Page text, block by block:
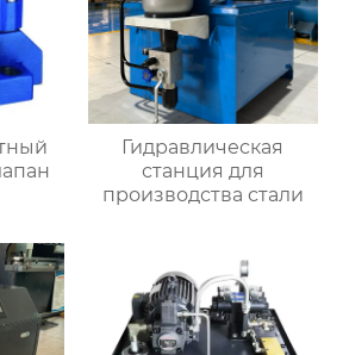
Гидравлическая
станция для
производства стали